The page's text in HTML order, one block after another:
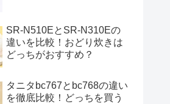
SR-N510EとSR-N310Eの
違いを比較！おどり炊きは
どっちがおすすめ？
タニタbc767とbc768の違い
を徹底比較！どっちを買う